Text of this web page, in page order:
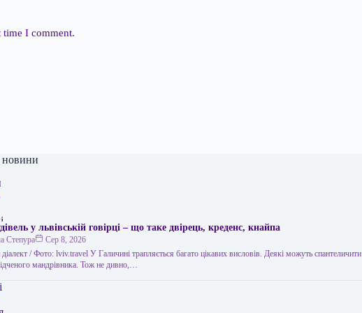
time I comment.
новини
у львівській говірці – що таке двірець, креденс, кнайпа
Степура
Сер 8, 2026
діалект / Фото: lviv.travel У Галичині трапляється багато цікавих висловів. Деякі можуть спантеличити
мандрівника. Тож не дивно,…